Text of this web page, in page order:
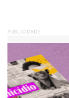
PUBLICIDADE